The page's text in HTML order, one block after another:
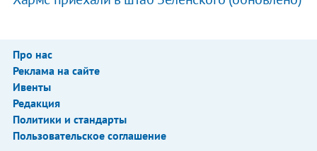
Про нас
Реклама на сайте
Ивенты
Редакция
Политики и стандарты
Пользовательское соглашение